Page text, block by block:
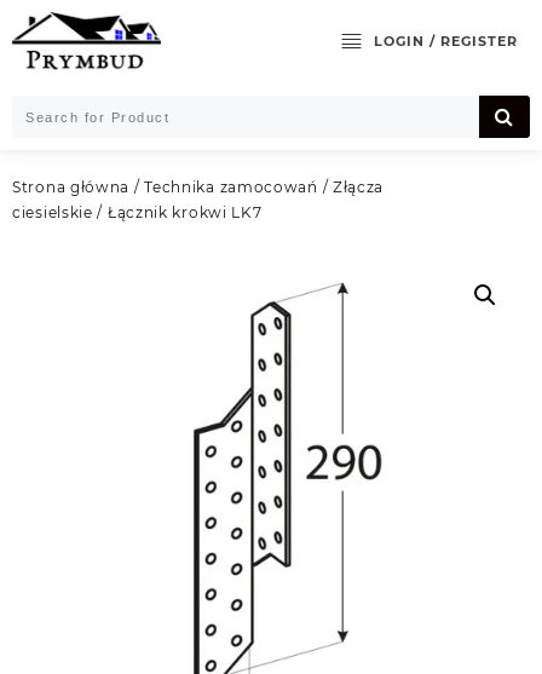
Skip
to
content
LOGIN / REGISTER
Strona główna /Technika zamocowań / Złącza
ciesielskie / Łącznik krokwi LK7